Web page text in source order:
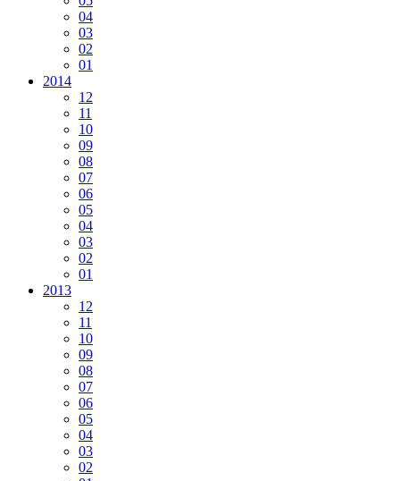
04
03
02
01
2014
12
11
10
09
08
07
06
05
04
03
02
01
2013
12
11
10
09
08
07
06
05
04
03
02